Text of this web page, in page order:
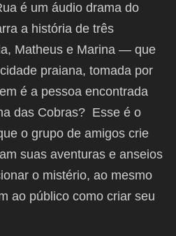
é um áudio drama do
a história de três
Matheus e Marina — que
praiana, tomada por
é a pessoa encontrada
das Cobras? Esse é o
o grupo de amigos crie
suas aventuras e anseios
o mistério, ao mesmo
ao público como criar seu